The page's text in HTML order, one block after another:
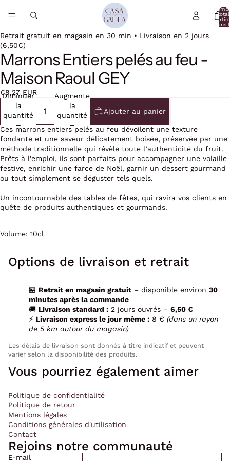
total
dans
Retrait gratuit en magasin en 30 min • Livraison en 2 jours
(6,50€)
Marrons Entiers pelés au feu -
Maison Raoul GEY
€8,27 EUR
Diminuer
la
quantité
Augmenter
la
quantité
Ajouter au panier
Ces marrons entiers pelés au feu dévoilent une texture
fondante et une saveur délicatement boisée, préservée par une
méthode traditionnelle qui révèle toute l’authenticité du fruit.
Prêts à l’emploi, ils sont parfaits pour accompagner une volaille
festive, enrichir une farce de Noël, garnir un dessert gourmand
ou tout simplement se déguster tels quels.
Un incontournable des tables de fêtes, qui ravira vos clients en
quête de produits authentiques et gourmands.
Volume: 10cl
Options de livraison et retrait
🏪 Retrait en magasin gratuit – disponible environ 30
minutes après la commande
🚚 Livraison standard : 2 jours ouvrés – 6,50 €
⚡ Livraison express le jour même : 8 € (dans un rayon
de 5 km autour du magasin)
Les délais de livraison sont donnés à titre indicatif et peuvent
varier selon la disponibilité des produits.
Vous pourriez également aimer
Politique de confidentialité
Politique de retour
Mentions légales
Conditions générales d'utilisation
Contact
Rejoins notre communauté
E-mail